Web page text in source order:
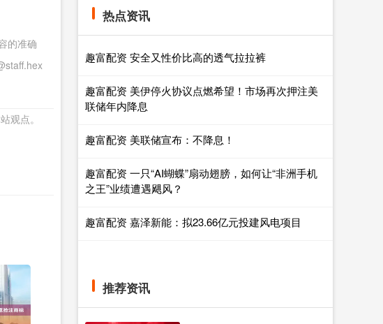
的准确
观点。
热点资讯
趣富配资 安全又性价比高的透气拉拉裤
趣富配资 美伊停火协议点燃希望！市场再次押注美
联储年内降息
趣富配资 美联储宣布：不降息！
趣富配资 一只“AI蝴蝶”扇动翅膀，如何让“非洲手机
之王”业绩遭遇飓风？
趣富配资 嘉泽新能：拟23.66亿元投建风电项目
推荐资讯